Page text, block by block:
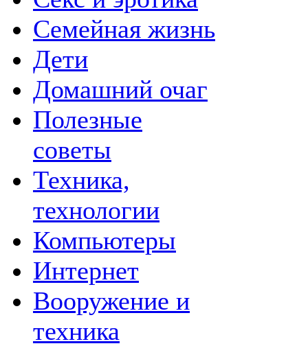
Семейная жизнь
Дети
Домашний очаг
Полезные
советы
Техника,
технологии
Компьютеры
Интернет
Вооружение и
техника